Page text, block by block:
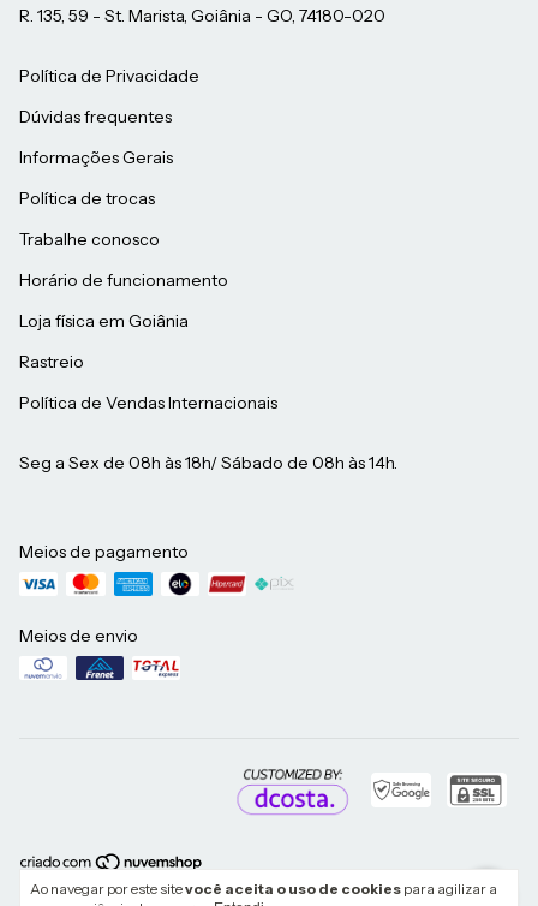
Ao navegar por este sitevocê aceita o uso de cookies para agilizar a
R. 135, 59 - St. Marista, Goiânia - GO, 74180-020
Política de Privacidade
Dúvidas frequentes
Informações Gerais
Política de trocas
Trabalhe conosco
Horário de funcionamento
Loja física em Goiânia
Rastreio
Política de Vendas Internacionais
Seg a Sex de 08h às 18h/ Sábado de 08h às 14h.
Meios de pagamento
Meios de envio
Copyright Clos - 19738868000111 - 2026. Todos os direitos reservados.